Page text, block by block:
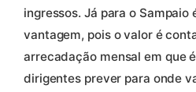
ingressos. Já para o
vantagem, pois o valor é
arrecadação mensal em que
dirigentes prever para onde